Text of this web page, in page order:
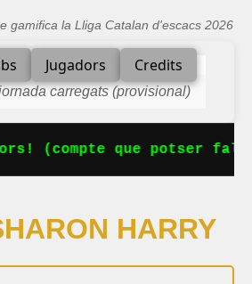
gamifica la Lliga Catalan d'escacs 2026
Jugadors Credits
carregats (provisional)
(compte que potser
HARRY